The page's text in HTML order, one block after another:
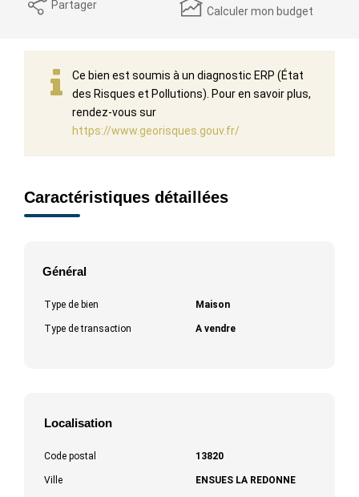
Partager Calculer mon budget
Ce bien est soumis à un diagnostic ERP (État
des Risques et Pollutions). Pour en savoir plus,
rendez-vous sur
https://www.georisques.gouv.fr/
Caractéristiques détaillées
Général
Type de bien Maison
Type de transaction A vendre
Localisation
Code postal 13820
Ville ENSUES LA REDONNE